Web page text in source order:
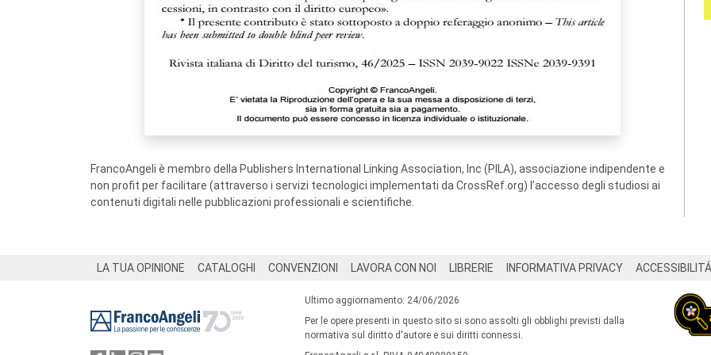
FrancoAngeli è membro della Publishers International Linking Association, Inc (PILA), associazione indipendente e
non profit per facilitare (attraverso i servizi tecnologici implementati da CrossRef.org) l’accesso degli studiosi ai
contenuti digitali nelle pubblicazioni professionali e scientifiche.
LA TUA OPINIONE CATALOGHI CONVENZIONI LAVORA CON NOI LIBRERIE INFORMATIVA PRIVACY ACCESSIBILITÁ
Ultimo aggiornamento: 24/06/2026
Per le opere presenti in questo sito si sono assolti gli obblighi previsti dalla
normativa sul diritto d'autore e sui diritti connessi.